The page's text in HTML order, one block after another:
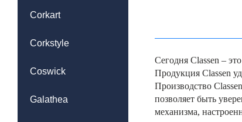
Corkart
Corkstyle
Coswick
Galathea
Сегодня Classen –
Продукция Classen
Производство
позволяет быть
механизма,